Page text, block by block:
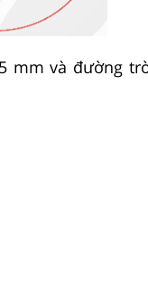
mm và đường